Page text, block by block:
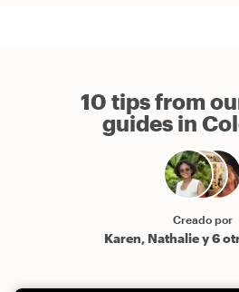
10 tips from
guides in
Creado por
Karen, Nathalie y 6